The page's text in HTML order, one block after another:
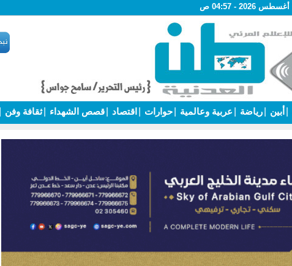
أبين رياضة عربية وعالمية حوارات اقتصاد قصص الشهداء ثقافة وفن